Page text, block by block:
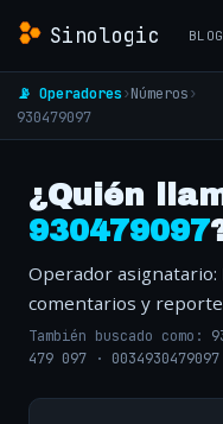
Sinologic BLOG
📡 Operadores›Números›
930479097
¿Quién
930479097
Operador asignatario:
comentarios y
También buscado como:
479 097 · 0034930479097